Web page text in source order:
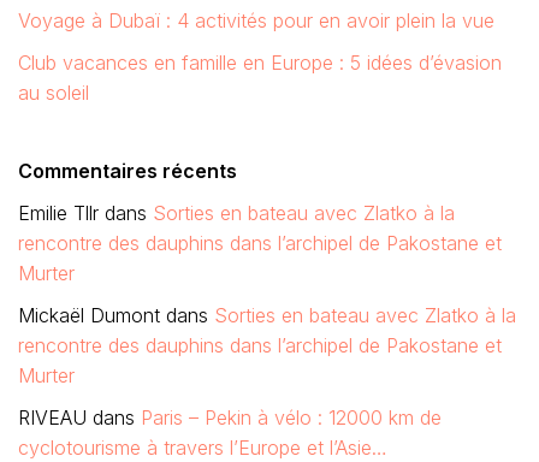
Voyage à Dubaï : 4 activités pour en avoir plein la vue
Club vacances en famille en Europe : 5 idées d’évasion
au soleil
Commentaires récents
Emilie Tllr dans Sorties en bateau avec Zlatko à la
rencontre des dauphins dans l’archipel de Pakostane et
Murter
Mickaël Dumont dans Sorties en bateau avec Zlatko à la
rencontre des dauphins dans l’archipel de Pakostane et
Murter
RIVEAU dans Paris – Pekin à vélo : 12000 km de
cyclotourisme à travers l’Europe et l’Asie…